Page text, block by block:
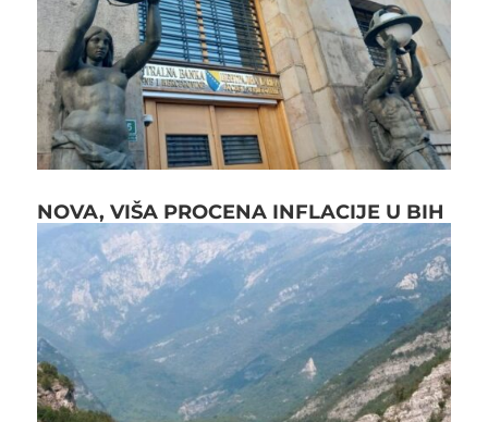
NOVA, VIŠA PROCENA INFLACIJE U BIH